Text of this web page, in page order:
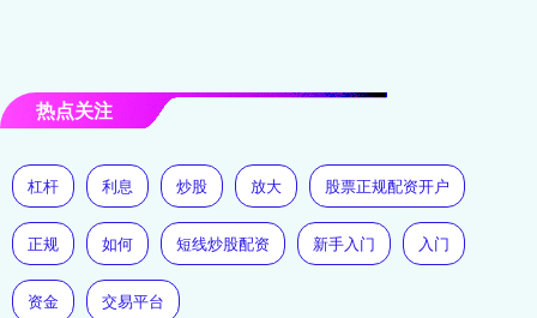
热点关注
杠杆 利息 炒股 放大 股票正规配资开户
正规 如何 短线炒股配资 新手入门 入门
资金 交易平台